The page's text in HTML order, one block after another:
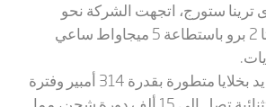
ترينا ستورج، اتجهت الشركة نحو
تطوير نظام إليمينتا 2 برو باستطاعة 5 ميجاواط ساعي
ويتميز النظام الجديد بخلايا متطورة بقدرة 314 أمبير وفترة